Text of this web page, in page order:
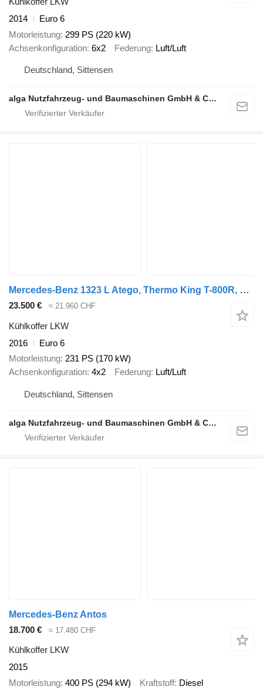
2014
Euro 6
Motorleistung 299 PS (220 kW)
Achsenkonfiguration 6x2 Federung Luft/Luft
Deutschland, Sittensen
alga Nutzfahrzeug- und Baumaschinen GmbH & Co. KG
Mercedes-Benz 1323 L Atego, Thermo King T-800R, LBW, Trennwand
23.500 € ≈ 21.960 CHF
Kühlkoffer LKW
2016
Euro 6
Motorleistung 231 PS (170 kW)
Achsenkonfiguration 4x2 Federung Luft/Luft
Deutschland, Sittensen
alga Nutzfahrzeug- und Baumaschinen GmbH & Co. KG
Mercedes-Benz Antos
18.700 €
≈ 17.480 CHF
Kühlkoffer LKW
2015
Motorleistung 400 PS (294 kW) Kraftstoff Diesel